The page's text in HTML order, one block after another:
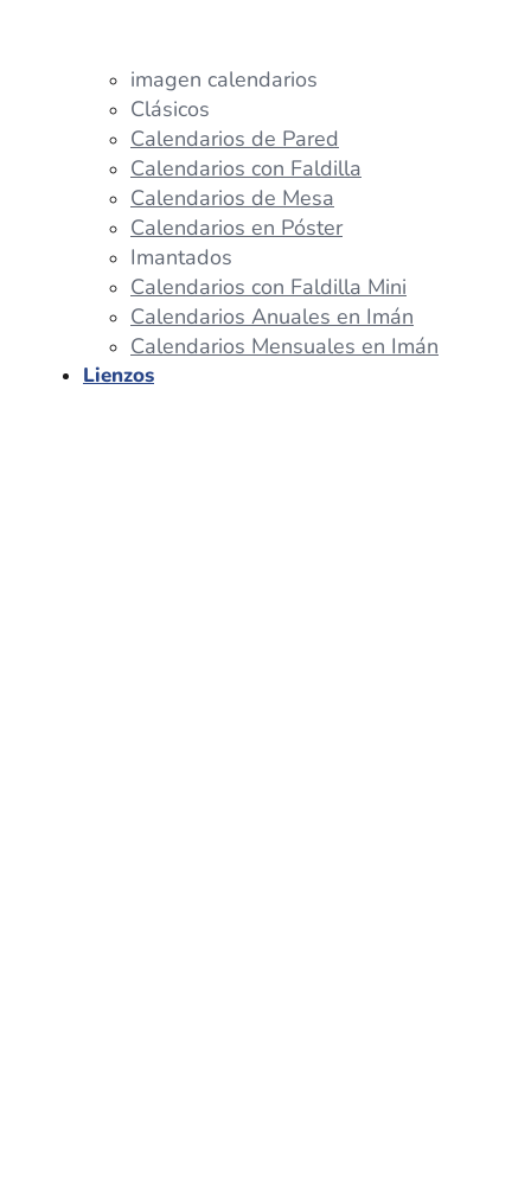
imagen calendarios
Clásicos
Calendarios de Pared
Calendarios con Faldilla
Calendarios de Mesa
Calendarios en Póster
Imantados
Calendarios con Faldilla Mini
Calendarios Anuales en Imán
Calendarios Mensuales en Imán
Lienzos